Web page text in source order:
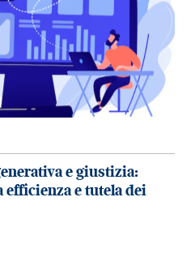
e giustizia:
e tutela dei